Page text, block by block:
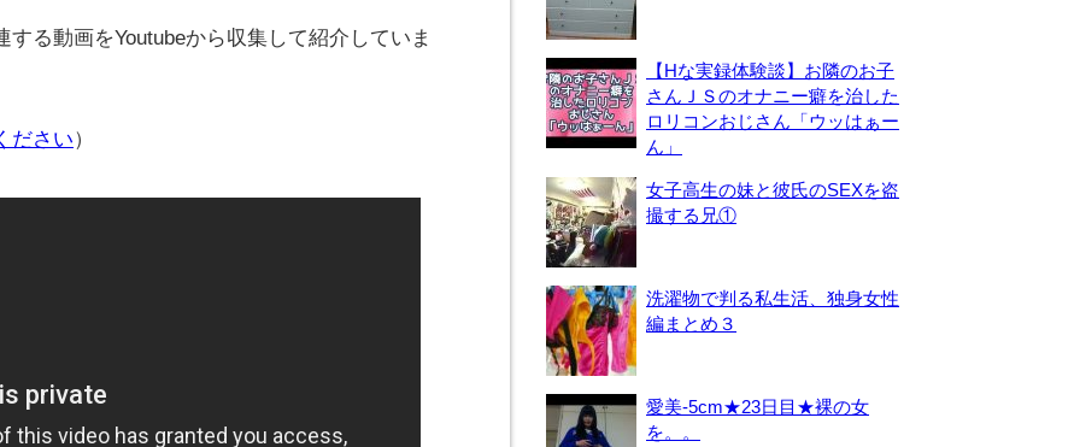
る動画をYoutubeから収集して紹介していま
ださい）
【Hな実録体験談】お隣のお子
さんＪＳのオナニー癖を治した
ロリコンおじさん「ウッはぁー
ん」
女子高生の妹と彼氏のSEXを盗
撮する兄①
洗濯物で判る私生活、独身女性
編まとめ３
愛美-5cm★23日目★裸の女
を。。